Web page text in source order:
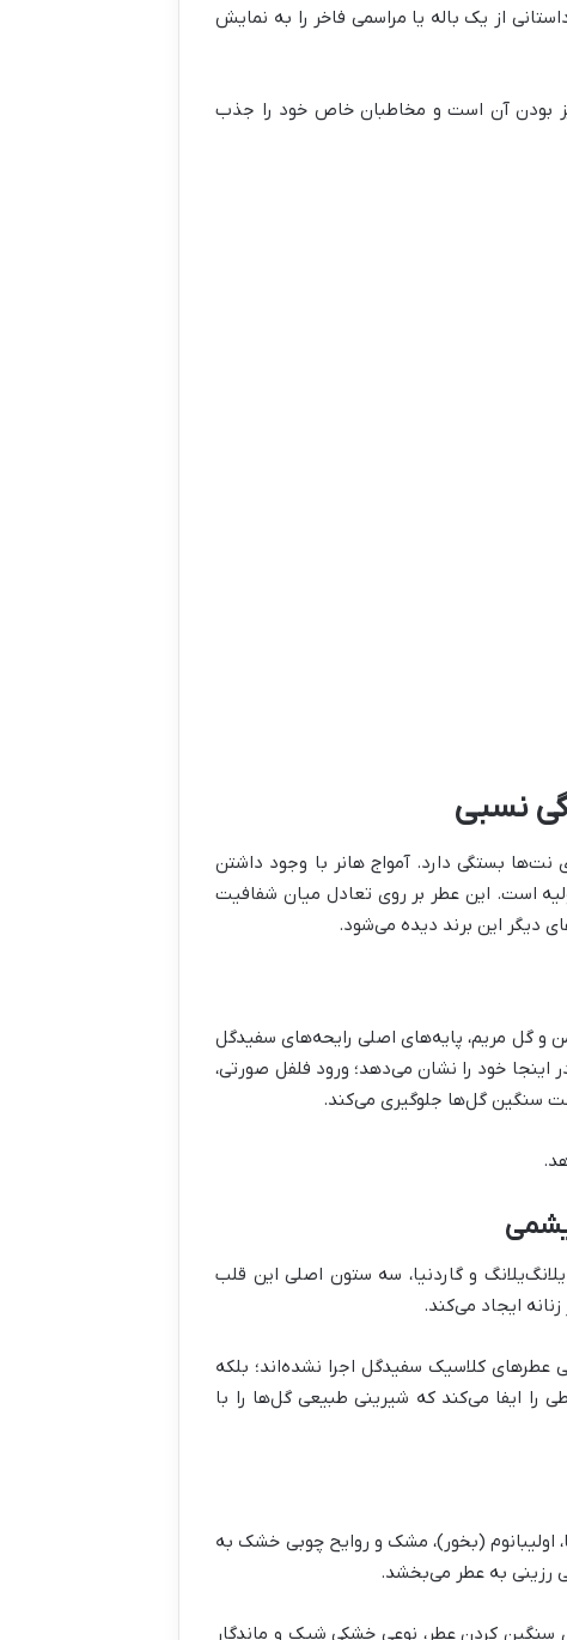
از یک باله یا مراسمی فاخر را به نمایش
بودن آن است و مخاطبان خاص خود را جذب
نسبی
بستگی دارد. آمواج هانر با وجود داشتن
است. این عطر بر روی تعادل میان شفافیت
دیگر این برند دیده می‌شود.
و گل مریم، پایه‌های اصلی رایحه‌های سفیدگل
خود را نشان می‌دهد؛ ورود فلفل صورتی،
سنگین گل‌ها جلوگیری می‌کند.
و گاردنیا، سه ستون اصلی این قلب
ایجاد می‌کند.
عطرهای کلاسیک سفیدگل اجرا نشده‌اند؛ بلکه
را ایفا می‌کند که شیرینی طبیعی گل‌ها را با
اولیبانوم (بخور)، مشک و روایح چوبی خشک به
رزینی به عطر می‌بخشد.
سنگین کردن عطر، نوعی خشکی شیک و ماندگار